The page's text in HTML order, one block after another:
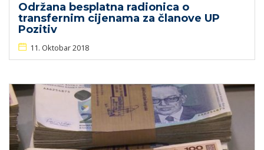
Održana besplatna radionica o
transfernim cijenama za članove UP
Pozitiv
11. Oktobar 2018